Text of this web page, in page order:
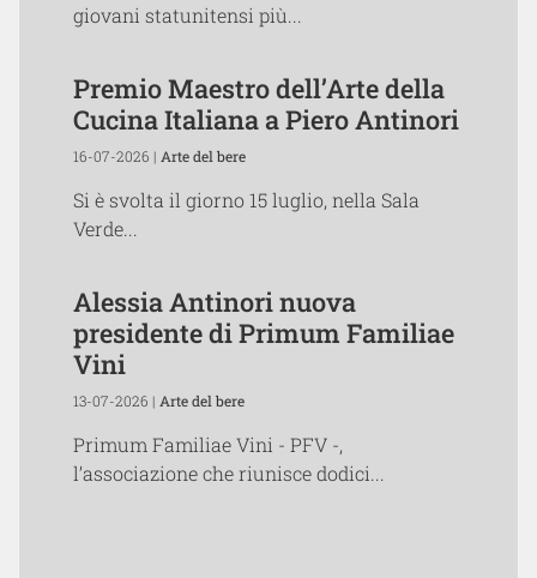
giovani statunitensi più...
Premio Maestro dell’Arte della
Cucina Italiana a Piero Antinori
16-07-2026 | Arte del bere
Si è svolta il giorno 15 luglio, nella Sala
Verde...
Alessia Antinori nuova
presidente di Primum Familiae
Vini
13-07-2026 | Arte del bere
Primum Familiae Vini - PFV -,
l’associazione che riunisce dodici...